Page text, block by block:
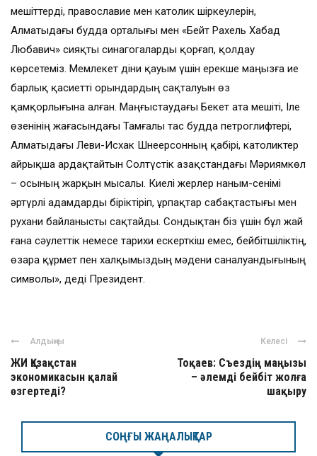
мешіттерді, православие мен католик шіркеулерін,
Алматыдағы будда орталығы мен «Бейт Рахель Хабад
Любавич» сияқты синагогаларды қорғап, қолдау
көрсетеміз. Мемлекет діни қауым үшін ерекше маңызға ие
барлық қасиетті орындардың сақталуын өз
қамқорлығына алған. Маңғыстаудағы Бекет ата мешіті, Іле
өзенінің жағасындағы Тамғалы тас будда петроглифтері,
Алматыдағы Леви-Исхак Шнеерсонның қабірі, католиктер
айрықша ардақтайтын Солтүстік Қазақстандағы Мәриямкөл
– осының жарқын мысалы. Киелі жерлер наным-сенімі
әртүрлі адамдарды біріктіріп, ұрпақтар сабақтастығы мен
рухани байланысты сақтайды. Сондықтан біз үшін бұл жай
ғана сәулеттік немесе тарихи ескерткіш емес, бейбітшіліктің,
өзара құрмет пен халқымыздың мәдени саналуандығының
символы», деді Президент.
Алдыңғы
ЖИ Қазақстан
экономикасын қалай
өзгертеді?
Келесі
Тоқаев: Съездің маңызы
– әлемді бейбіт жолға
шақыру
СОҢҒЫ ЖАҢАЛЫҚТАР